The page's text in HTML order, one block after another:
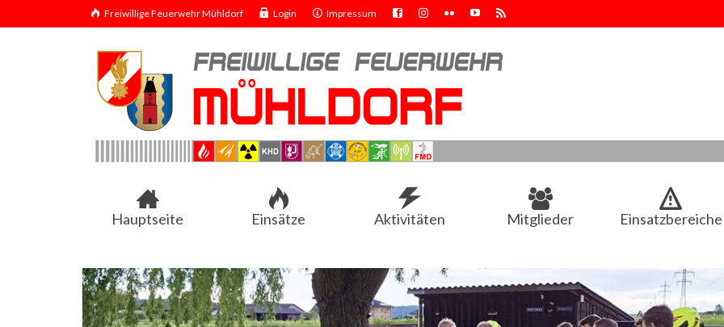
Freiwillige Feuerwehr Mühldorf Login Impressum
Hauptseite Einsätze Aktivitäten Mitglieder Einsatzbereiche